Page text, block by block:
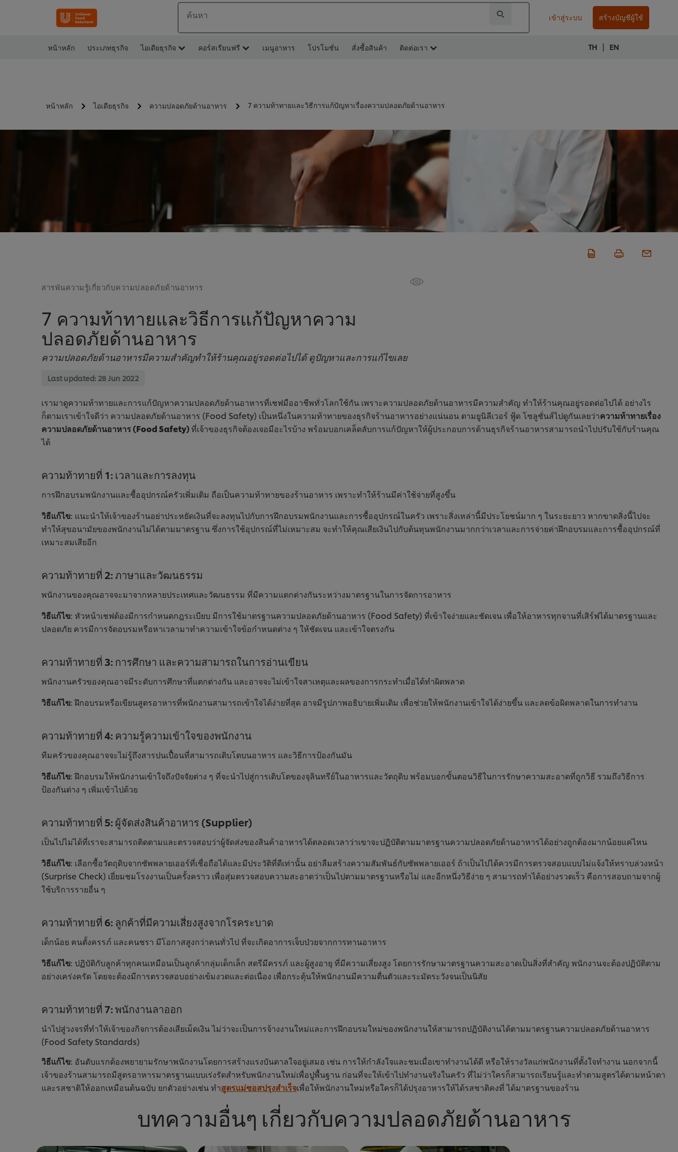
ค้นหา เข้าสู่ระบบ สร้างบัญชีผู้ใช้
หน้าหลัก ประเภทธุรกิจ ไอเดียธุรกิจ คอร์สเรียนฟรี เมนูอาหาร โปรโมชั่น สั่งซื้อสินค้า ติดต่อเรา TH | EN
หน้าหลัก ไอเดียธุรกิจ ความปลอดภัยด้านอาหาร 7 ความท้าทายและวิธีการแก้ปัญหาเรื่องความปลอดภัยด้านอาหาร
สารพันความรู้เกี่ยวกับความปลอดภัยด้านอาหาร
7 ความท้าทายและวิธีการแก้ปัญหาความ
ปลอดภัยด้านอาหาร
ความปลอดภัยด้านอาหารมีความสำคัญทำให้ร้านคุณอยู่รอดต่อไปได้ ดูปัญหาและการแก้ไขเลย
Last updated: 28 Jun 2022
เรามาดูความท้าทายและการแก้ปัญหาความปลอดภัยด้านอาหารที่เชฟมืออาชีพทั่วโลกใช้กัน เพราะความปลอดภัยด้านอาหารมีความสำคัญ ทำให้ร้านคุณอยู่รอดต่อไปได้ อย่างไร
ก็ตามเราเข้าใจดีว่า ความปลอดภัยด้านอาหาร (Food Safety) เป็นหนึ่งในความท้าทายของธุรกิจร้านอาหารอย่างแน่นอน ตามยูนิลีเวอร์ ฟู้ด โซลูชั่นส์ไปดูกันเลยว่าความท้าทายเรื่อง
ความปลอดภัยด้านอาหาร (Food Safety)ที่เจ้าของธุรกิจต้องเจอมีอะไรบ้าง พร้อมบอกเคล็ดลับการแก้ปัญหาให้ผู้ประกอบการด้านธุรกิจร้านอาหารสามารถนำไปปรับใช้กับร้านคุณ
ได้
ความท้าทายที่ 1: เวลาและการลงทุน
การฝึกอบรมพนักงานและซื้ออุปกรณ์ครัวเพิ่มเติม ถือเป็นความท้าทายของร้านอาหาร เพราะทำให้ร้านมีค่าใช้จ่ายที่สูงขึ้น
วิธีแก้ไข: แนะนำให้เจ้าของร้านอย่าประหยัดเงินที่จะลงทุนไปกับการฝึกอบรมพนักงานและการซื้ออุปกรณ์ในครัว เพราะสิ่งเหล่านี้มีประโยชน์มาก ๆ ในระยะยาว หากขาดสิ่งนี้ไปจะ
ทำให้สุขอนามัยของพนักงานไม่ได้ตามมาตรฐาน ซึ่งการใช้อุปกรณ์ที่ไม่เหมาะสม จะทำให้คุณเสียเงินไปกับต้นทุนพนักงานมากกว่าเวลาและการจ่ายค่าฝึกอบรมและการซื้ออุปกรณ์ที่
เหมาะสมเสียอีก
ความท้าทายที่ 2: ภาษาและวัฒนธรรม
พนักงานของคุณอาจจะมาจากหลายประเทศและวัฒนธรรม ที่มีความแตกต่างกันระหว่างมาตรฐานในการจัดการอาหาร
วิธีแก้ไข: หัวหน้าเชฟต้องมีการกำหนดกฎระเบียบ มีการใช้มาตรฐานความปลอดภัยด้านอาหาร (Food Safety) ที่เข้าใจง่ายและชัดเจน เพื่อให้อาหารทุกจานที่เสิร์ฟได้มาตรฐานและ
ปลอดภัย ควรมีการจัดอบรมหรือหาเวลามาทำความเข้าใจข้อกำหนดต่าง ๆ ให้ชัดเจน และเข้าใจตรงกัน
ความท้าทายที่ 3: การศึกษา และความสามารถในการอ่านเขียน
พนักงานครัวของคุณอาจมีระดับการศึกษาที่แตกต่างกัน และอาจจะไม่เข้าใจสาเหตุและผลของการกระทำเมื่อได้ทำผิดพลาด
วิธีแก้ไข: ฝึกอบรมหรือเขียนสูตรอาหารที่พนักงานสามารถเข้าใจได้ง่ายที่สุด อาจมีรูปภาพอธิบายเพิ่มเติม เพื่อช่วยให้พนักงานเข้าใจได้ง่ายขึ้น และลดข้อผิดพลาดในการทำงาน
ความท้าทายที่ 4: ความรู้ความเข้าใจของพนักงาน
ทีมครัวของคุณอาจจะไม่รู้ถึงสารปนเปื้อนที่สามารถเติบโตบนอาหาร และวิธีการป้องกันมัน
วิธีแก้ไข: ฝึกอบรมให้พนักงานเข้าใจถึงปัจจัยต่าง ๆ ที่จะนำไปสู่การเติบโตของจุลินทรีย์ในอาหารและวัตถุดิบ พร้อมบอกขั้นตอนวิธีในการรักษาความสะอาดที่ถูกวิธี รวมถึงวิธีการ
ป้องกันต่าง ๆ เพิ่มเข้าไปด้วย
ความท้าทายที่ 5: ผู้จัดส่งสินค้าอาหาร (Supplier)
เป็นไปไม่ได้ที่เราจะสามารถติดตามและตรวจสอบว่าผู้จัดส่งของสินค้าอาหารได้ตลอดเวลาว่าเขาจะปฏิบัติตามมาตรฐานความปลอดภัยด้านอาหารได้อย่างถูกต้องมากน้อยแค่ไหน
วิธีแก้ไข: เลือกซื้อวัตถุดิบจากซัพพลายเออร์ที่เชื่อถือได้และมีประวัติที่ดีเท่านั้น อย่าลืมสร้างความสัมพันธ์กับซัพพลายเออร์ ถ้าเป็นไปได้ควรมีการตรวจสอบแบบไม่แจ้งให้ทราบล่วงหน้า
(Surprise Check) เยี่ยมชมโรงงานเป็นครั้งคราว เพื่อสุ่มตรวจสอบความสะอาดว่าเป็นไปตามมาตรฐานหรือไม่ และอีกหนึ่งวิธีง่าย ๆ สามารถทำได้อย่างรวดเร็ว คือการสอบถามจากผู้
ใช้บริการรายอื่น ๆ
ความท้าทายที่ 6: ลูกค้าที่มีความเสี่ยงสูงจากโรคระบาด
เด็กน้อย คนตั้งครรภ์ และคนชรา มีโอกาสสูงกว่าคนทั่วไป ที่จะเกิดอาการเจ็บป่วยจากการทานอาหาร
วิธีแก้ไข: ปฏิบัติกับลูกค้าทุกคนเหมือนเป็นลูกค้ากลุ่มเด็กเล็ก สตรีมีครรภ์ และผู้สูงอายุ ที่มีความเสี่ยงสูง โดยการรักษามาตรฐานความสะอาดเป็นสิ่งที่สำคัญ พนักงานจะต้องปฏิบัติตาม
อย่างเคร่งครัด โดยจะต้องมีการตรวจสอบอย่างเข้มงวดและต่อเนื่อง เพื่อกระตุ้นให้พนักงานมีความตื่นตัวและระมัดระวังจนเป็นนิสัย
ความท้าทายที่ 7: พนักงานลาออก
นำไปสู่วงจรที่ทำให้เจ้าของกิจการต้องเสียเม็ดเงิน ไม่ว่าจะเป็นการจ้างงานใหม่และการฝึกอบรมใหม่ของพนักงานให้สามารถปฏิบัติงานได้ตามมาตรฐานความปลอดภัยด้านอาหาร
(Food Safety Standards)
วิธีแก้ไข: อันดับแรกต้องพยายามรักษาพนักงานโดยการสร้างแรงบันดาลใจอยู่เสมอ เช่น การให้กำลังใจและชมเมื่อเขาทำงานได้ดี หรือให้รางวัลแก่พนักงานที่ตั้งใจทำงาน นอกจากนี้
เจ้าของร้านสามารถมีสูตรอาหารมาตรฐานแบบเร่งรัดสำหรับพนักงานใหม่เพื่อปูพื้นฐาน ก่อนที่จะให้เข้าไปทำงานจริงในครัว ที่ไม่ว่าใครก็สามารถเรียนรู้และทำตามสูตรได้ตามหน้าตา
และรสชาติให้ออกเหมือนต้นฉบับ ยกตัวอย่างเช่น ทำสูตรแม่ซอสปรุงสำเร็จเพื่อให้พนักงานใหม่หรือใครก็ได้ปรุงอาหารให้ได้รสชาติคงที่ ได้มาตรฐานของร้าน
บทความอื่นๆ เกี่ยวกับความปลอดภัยด้านอาหาร